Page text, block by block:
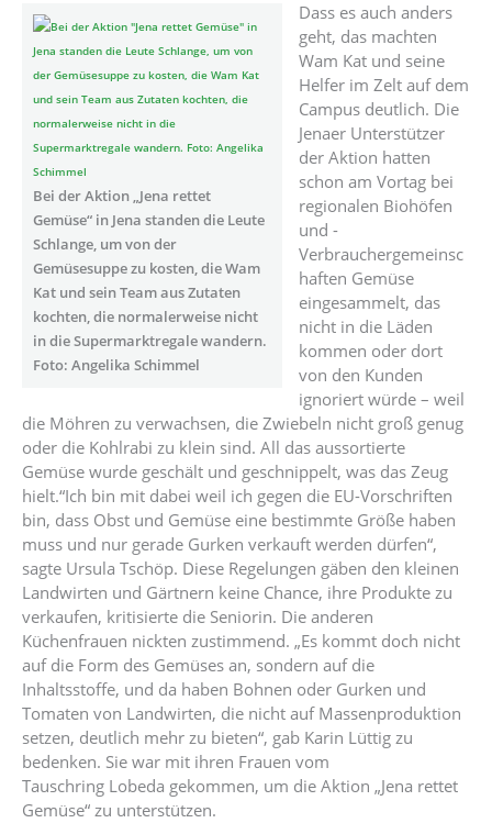
Bei der Aktion „Jena rettet
Gemüse“ in Jena standen die Leute
Schlange, um von der
Gemüsesuppe zu kosten, die Wam
Kat und sein Team aus Zutaten
kochten, die normalerweise nicht
in die Supermarktregale wandern.
Foto: Angelika Schimmel
Dass es auch anders
geht, das machten
Wam Kat und seine
Helfer im Zelt auf dem
Campus deutlich. Die
Jenaer Unterstützer
der Aktion hatten
schon am Vortag bei
regionalen Biohöfen
und -
Verbrauchergemeinsc
haften Gemüse
eingesammelt, das
nicht in die Läden
kommen oder dort
von den Kunden
ignoriert würde – weil
die Möhren zu verwachsen, die Zwiebeln nicht groß genug
oder die Kohlrabi zu klein sind. All das aussortierte
Gemüse wurde geschält und geschnippelt, was das Zeug
hielt.“Ich bin mit dabei weil ich gegen die EU-Vorschriften
bin, dass Obst und Gemüse eine bestimmte Größe haben
muss und nur gerade Gurken verkauft werden dürfen“,
sagte Ursula Tschöp. Diese Regelungen ­gäben den kleinen
Landwirten und Gärtnern keine Chance, ihre Produkte zu
verkaufen, kritisierte die Seniorin. Die anderen
Küchenfrauen nickten zustimmend. „Es kommt doch nicht
auf die Form des Gemüses an, sondern auf die
Inhaltsstoffe, und da haben Bohnen oder Gurken und
Tomaten von Landwirten, die nicht auf Massenproduktion
setzen, deutlich mehr zu bieten“, gab Karin Lüttig zu
bedenken. Sie war mit ihren Frauen vom
Tauschring Lobeda gekommen, um die Aktion „Jena rettet
Gemüse“ zu unterstützen.